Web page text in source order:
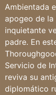
Ambientada
apogeo de la
inquietante
padre. En
Servicio de
reviva su
diplomático